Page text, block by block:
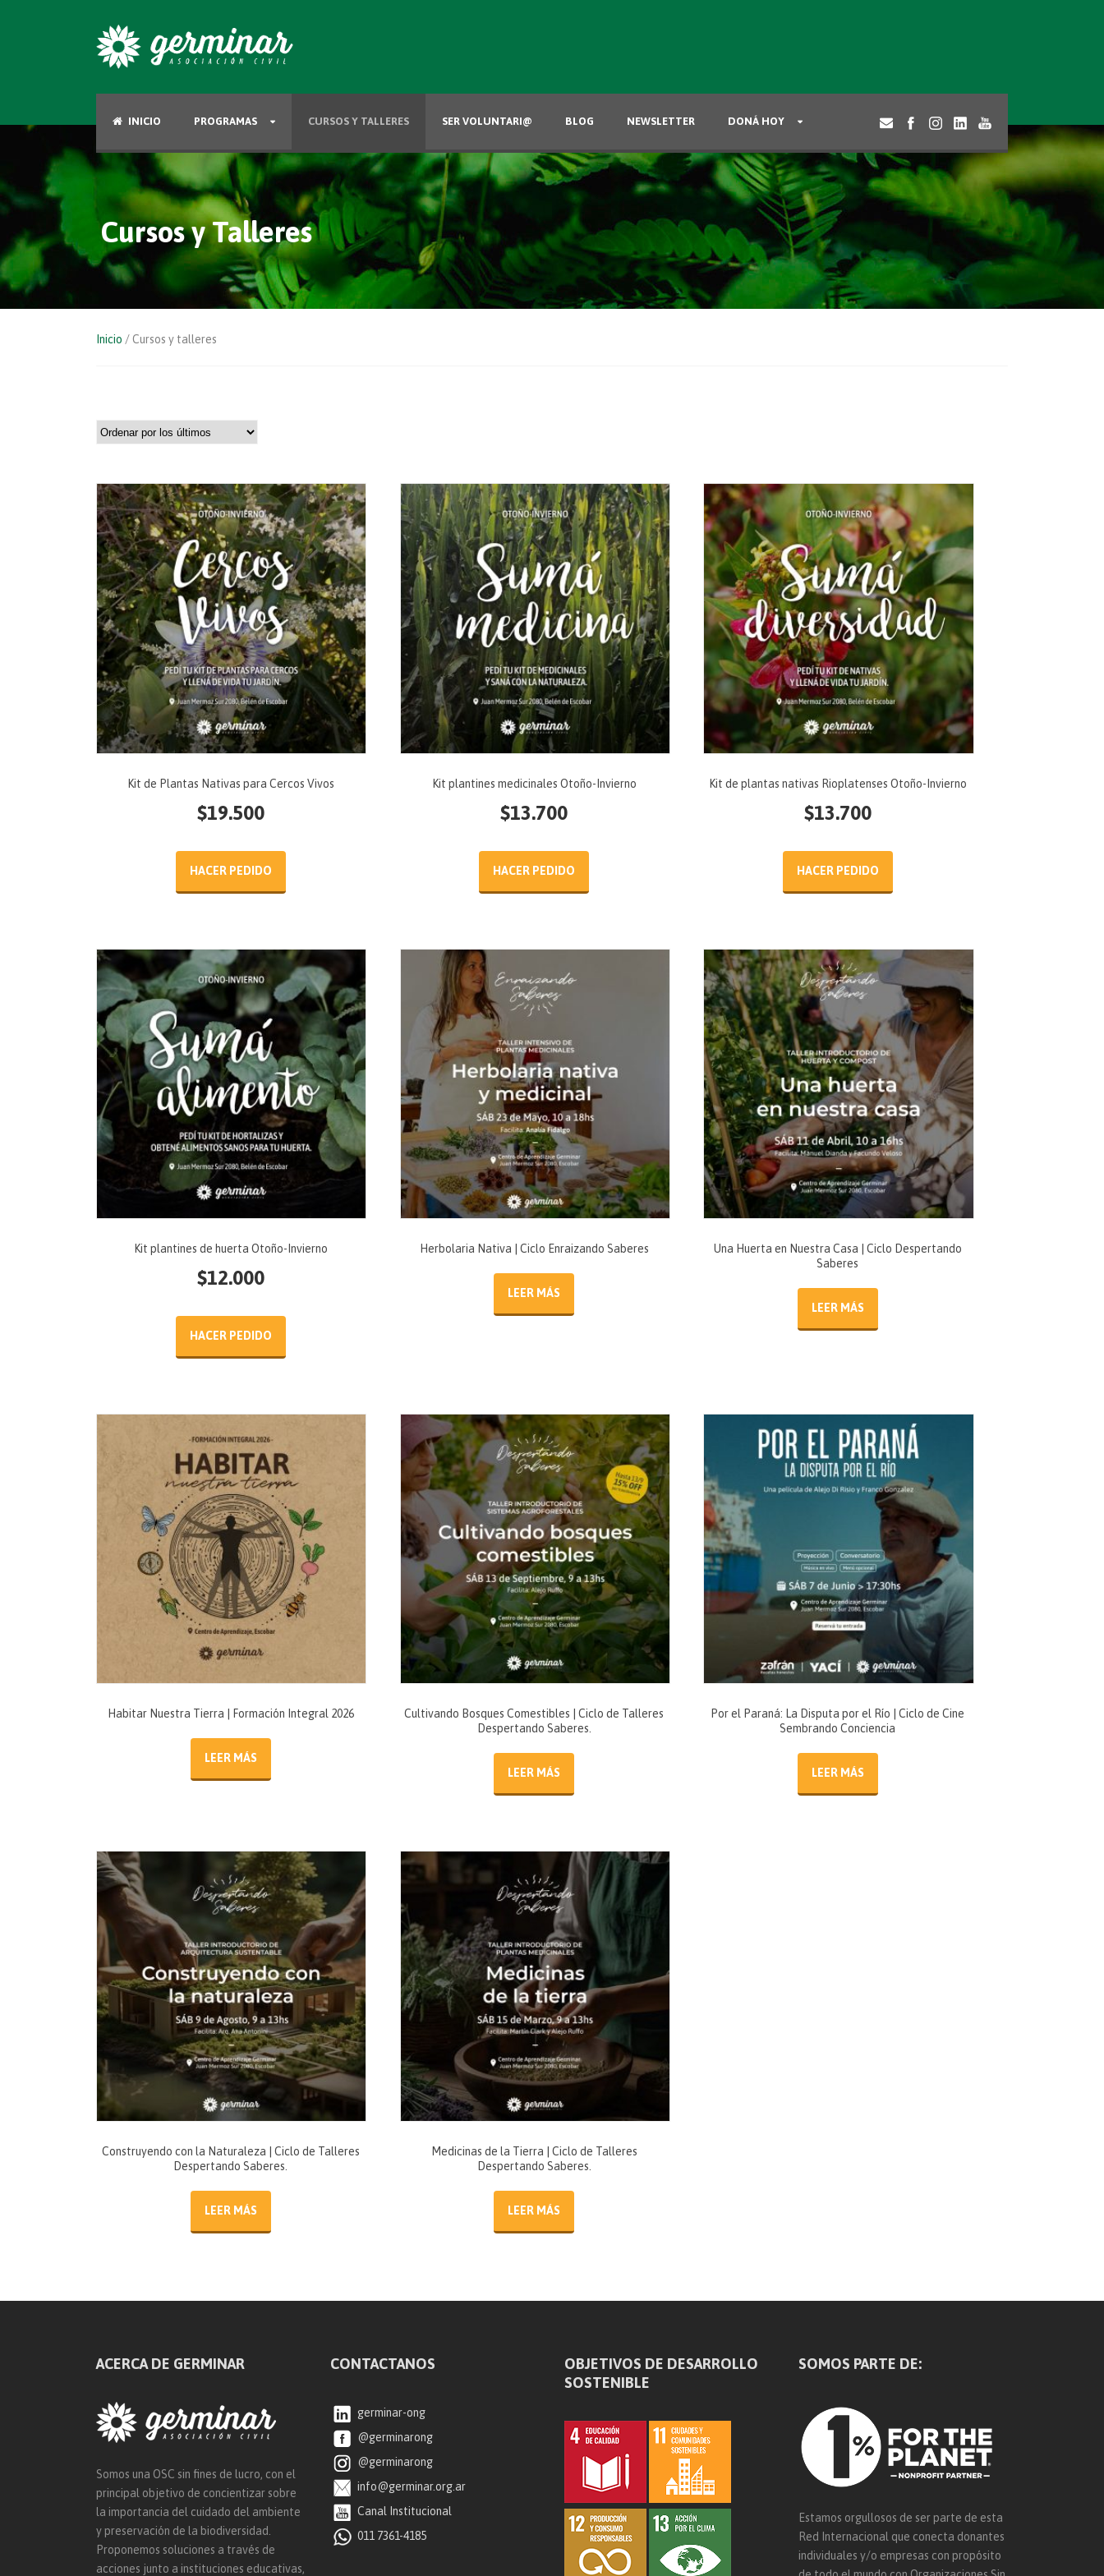
INICIO PROGRAMAS CURSOS Y TALLERES SER VOLUNTARI@ BLOG NEWSLETTER DONÁ HOY
Cursos y Talleres
Inicio / Cursos y talleres
Kit de Plantas Nativas para Cercos Vivos
$19.500
HACER PEDIDO
Kit plantines medicinales Otoño-Invierno
$13.700
HACER PEDIDO
Kit de plantas nativas Rioplatenses Otoño-Invierno
$13.700
HACER PEDIDO
Kit plantines de huerta Otoño-Invierno
$12.000
HACER PEDIDO
Herbolaria Nativa | Ciclo Enraizando Saberes
LEER MÁS
Una Huerta en Nuestra Casa | Ciclo Despertando
Saberes
LEER MÁS
Habitar Nuestra Tierra | Formación Integral 2026
LEER MÁS
Cultivando Bosques Comestibles | Ciclo de Talleres
Despertando Saberes.
LEER MÁS
Por el Paraná: La Disputa por el Río | Ciclo de Cine
Sembrando Conciencia
LEER MÁS
Construyendo con la Naturaleza | Ciclo de Talleres
Despertando Saberes.
LEER MÁS
Medicinas de la Tierra | Ciclo de Talleres
Despertando Saberes.
LEER MÁS
ACERCA DE GERMINAR
Somos una OSC sin fines de lucro, con el
principal objetivo de concientizar sobre
la importancia del cuidado del ambiente
y preservación de la biodiversidad.
Proponemos soluciones a través de
acciones junto a instituciones educativas,
CONTACTANOS
germinar-ong
@germinarong
@germinarong
info@germinar.org.ar
Canal Institucional
011 7361-4185
OBJETIVOS DE DESARROLLO
SOSTENIBLE
SOMOS PARTE DE:
Estamos orgullosos de ser parte de esta
Red Internacional que conecta donantes
individuales y/o empresas con propósito